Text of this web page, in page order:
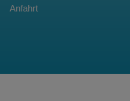
Anfahrt